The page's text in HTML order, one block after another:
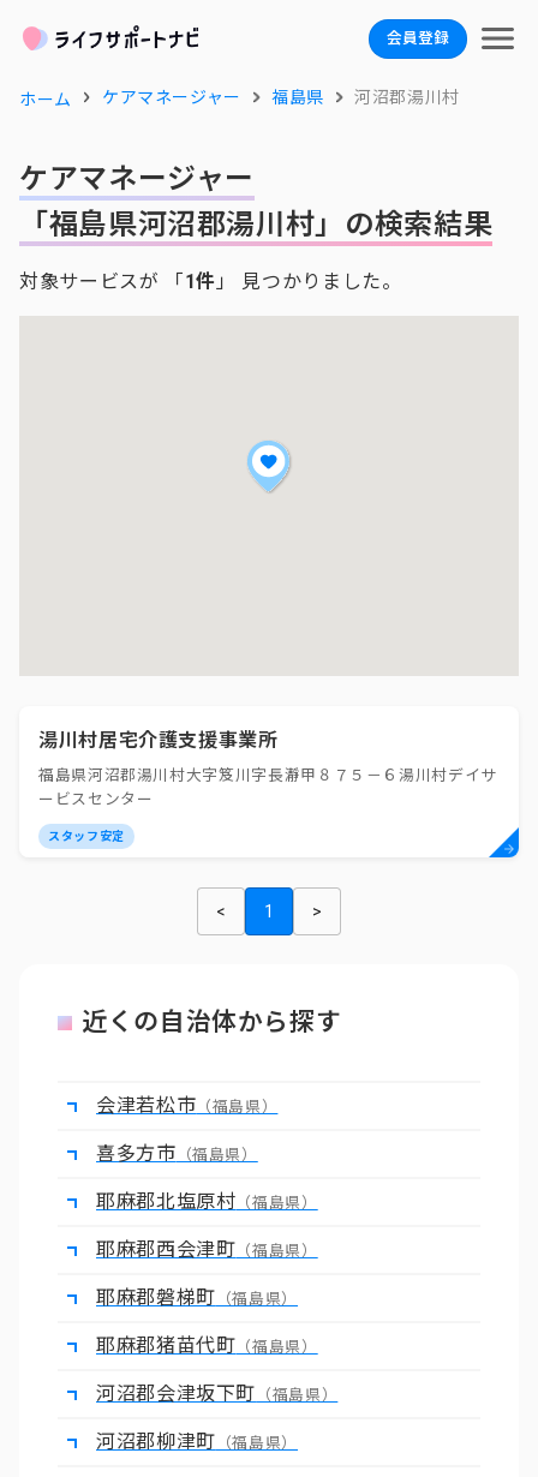
会員登録
ホーム ケアマネージャー 福島県 河沼郡湯川村
ケアマネージャー
「福島県河沼郡湯川村」の検索結果
対象サービスが 「1件 」 見つかりました。
湯川村居宅介護支援事業所
福島県河沼郡湯川村大字笈川字長瀞甲８７５－６湯川村デイサ
ービスセンター
スタッフ安定
< 1 >
近くの自治体から探す
会津若松市 （福島県）
喜多方市 （福島県）
耶麻郡北塩原村 （福島県）
耶麻郡西会津町 （福島県）
耶麻郡磐梯町 （福島県）
耶麻郡猪苗代町 （福島県）
河沼郡会津坂下町 （福島県）
河沼郡柳津町 （福島県）